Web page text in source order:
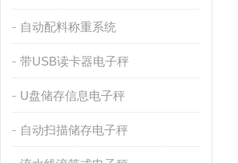
自动配料称重系统
带USB读卡器电子秤
U盘储存信息电子秤
自动扫描储存电子秤